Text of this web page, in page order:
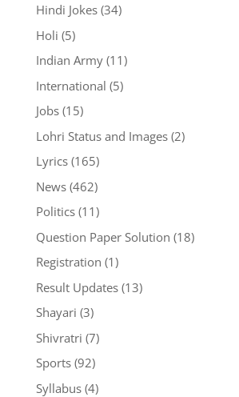
Hindi Jokes(34)
Holi (5)
Indian Army(11)
International (5)
Jobs(15)
Lohri Status and Images(2)
Lyrics(165)
News(462)
Politics(11)
Question Paper Solution (18)
Registration (1)
Result Updates(13)
Shayari (3)
Shivratri (7)
Sports(92)
Syllabus(4)